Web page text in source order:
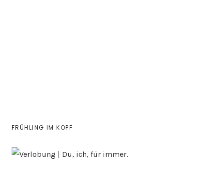
FRÜHLING IM KOPF